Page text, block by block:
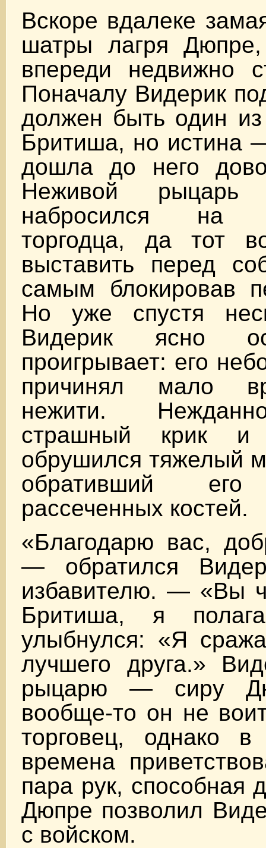
Вскоре вдалеке
шатры лагря
впереди недвижно
Поначалу Видерик
должен быть один
Бритиша, но истина
дошла до него
Неживой
набросился на
торгодца, да тот
выставить перед
самым блокировав
Но уже спустя
Видерик ясно
проигрывает: его
причинял мало
нежити.
страшный крик и
обрушился тяжелый
обративший
рассеченных костей.
«Благодарю вас,
— обратился
избавителю. — «Вы
Бритиша, я
улыбнулся: «Я
лучшего друга.»
рыцарю — сиру
вообще-то он не
торговец, однако
времена
пара рук, способная
Дюпре позволил
с войском.